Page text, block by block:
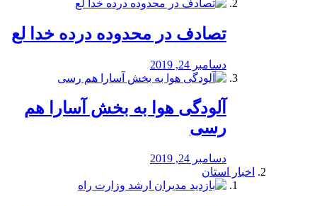
تصادف در محدوده درده خدا لع
دسامبر 24, 2019
آلودگی هوا به بخش آسارا هم
رسی
دسامبر 24, 2019
اخبار استان